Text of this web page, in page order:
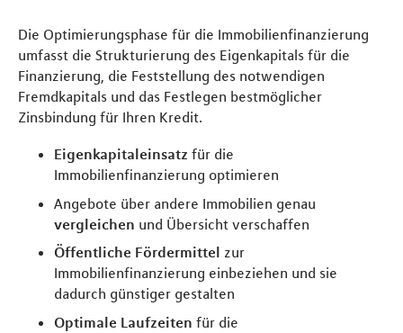
Die Optimierungsphase für die Immobilienfinanzierung
umfasst die Strukturierung des Eigenkapitals für die
Finanzierung, die Feststellung des notwendigen
Fremdkapitals und das Festlegen bestmöglicher
Zinsbindung für Ihren Kredit.
Eigenkapitaleinsatz für die
Immobilienfinanzierung optimieren
Angebote über andere Immobilien genau
vergleichen und Übersicht verschaffen
Öffentliche Fördermittel zur
Immobilienfinanzierung einbeziehen und sie
dadurch günstiger gestalten
Optimale Laufzeiten für die